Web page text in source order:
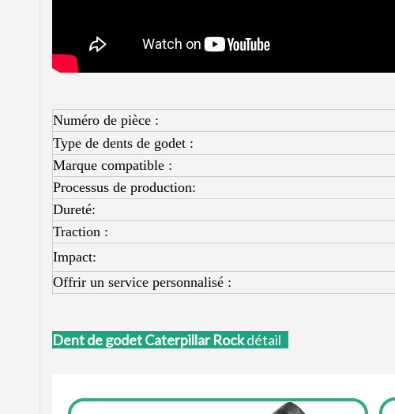
Numéro de pièce :
Type de dents de godet :
Marque compatible :
Processus de production:
Dureté:
Traction :
Impact:
Offrir un service personnalisé :
Dent de godet Caterpillar Rockdétail